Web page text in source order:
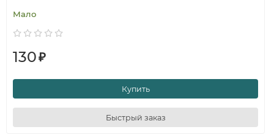
Мало
130₽
Купить
Быстрый заказ